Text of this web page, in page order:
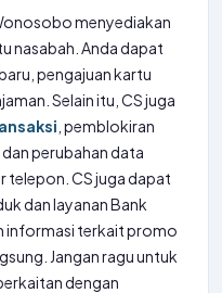
menyediakan
nasabah. Anda dapat
pengajuan kartu
Selain itu, CS juga
, pemblokiran
perubahan data
telepon. CS juga dapat
dan layanan Bank
informasi terkait promo
Jangan ragu untuk
dengan